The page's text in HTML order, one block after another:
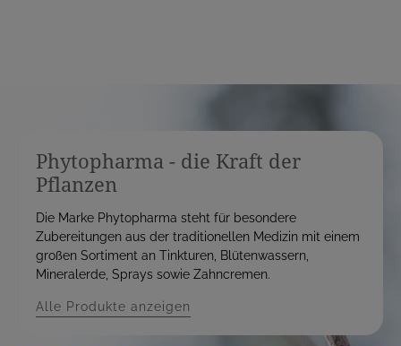
Phytopharma - die Kraft der
Pflanzen
Die Marke Phytopharma steht für besondere
Zubereitungen aus der traditionellen Medizin mit einem
großen Sortiment an Tinkturen, Blütenwassern,
Mineralerde, Sprays sowie Zahncremen.
Alle Produkte anzeigen